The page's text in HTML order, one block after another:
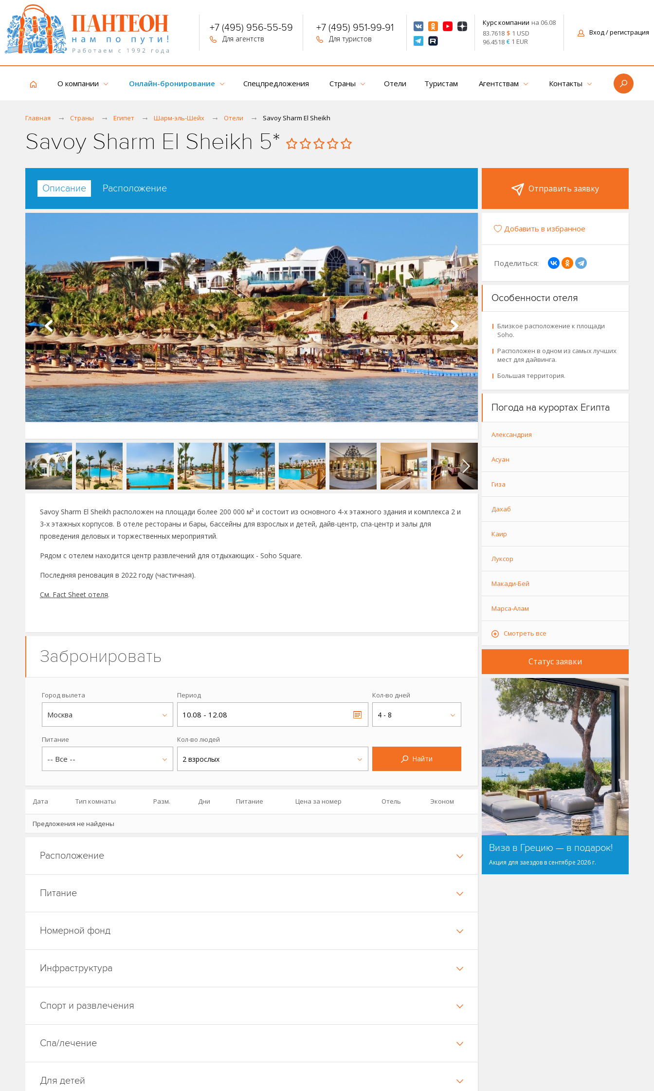
+7 (495) 956-55-59
Для агентств
+7 (495) 951-99-91
Для туристов
Курс компании на 06.08
83.7618 $ 1 USD
96.4518 €1 EUR
Вход/ регистрация
О компании Онлайн-бронирование Спецпредложения Страны Отели Туристам Агентствам Контакты
Главная Страны Египет Шарм-эль-Шейх Отели Savoy Sharm El Sheikh
Savoy Sharm El Sheikh 5*
Описание Расположение
Savoy Sharm El Sheikh расположен на площади более 200 000 м² и состоит из основного 4-х этажного здания и комплекса 2 и
3-х этажных корпусов. В отеле рестораны и бары, бассейны для взрослых и детей, дайв-центр, спа-центр и залы для
проведения деловых и торжественных мероприятий.
Рядом с отелем находится центр развлечений для отдыхающих - Soho Square.
Последняя реновация в 2022 году (частичная).
См. Fact Sheet отеля.
Забронировать
Город вылета
Москва
Период
10.08 - 12.08
Кол-во дней
4 - 8
Питание
-- Все --
Кол-во людей
2 взрослых Найти
Дата Тип комнаты Разм. Дни Питание Цена за номер Отель Эконом
Предложения не найдены
Расположение
Питание
Номерной фонд
Инфраструктура
Спорт и развлечения
Спа/лечение
Для детей
Отправить заявку
Добавить в избранное
Поделиться:
Особенности отеля
Близкое расположение к площади
Soho.
Расположен в одном из самых лучших
мест для дайвинга.
Большая территория.
Погода на курортах Египта
Александрия
Асуан
Гиза
Дахаб
Каир
Луксор
Макади-Бей
Марса-Алам
Смотреть все
Статус заявки
Виза в Грецию — в подарок!
Акция для заездов в сентябре 2026 г.